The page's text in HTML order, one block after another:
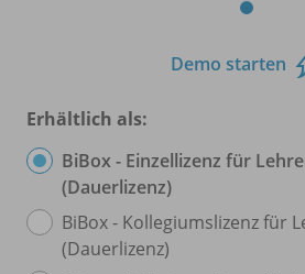
Demo starten
Erhältlich als:
BiBox - Einzellizenz für
(Dauerlizenz)
BiBox - Kollegiumslizenz für
(Dauerlizenz)